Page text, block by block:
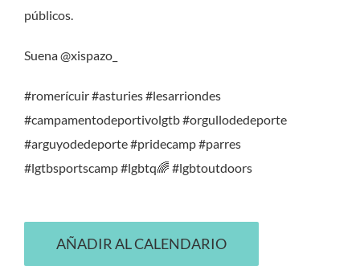
públicos.
Suena @xispazo_
#romerícuir #asturies #lesarriondes
#campamentodeportivolgtb #orgullodedeporte
#arguyodedeporte #pridecamp #parres
#lgtbsportscamp #lgbtq🌈 #lgbtoutdoors
AÑADIR AL CALENDARIO